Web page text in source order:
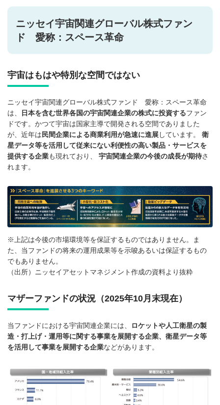
ニッセイ宇宙関連グローバル株式ファン
ド 愛称：スペース革命
宇宙はもはや特別な空間ではない
ニッセイ宇宙関連グローバル株式ファンド 愛称：スペース革命
は、
日本を含む世界各国の宇宙関連企業の株式に投資するファン
ドです。かつて宇宙は国家主導で開発される空間でありました
が、近年は民間企業による商業利用が急速に進展しています。
衛
星データ等を活用して従来にない利便性の高い製品・サービスを
提供する企業も現れており、 宇宙関連企業の今後の成長が期待さ
れます。
※上記は今後の市場環境等を保証するものではありません。ま
た、当ファンドの将来の運用成果等を示唆あるいは保証するもの
でもありません。
（出所）ニッセイアセットマネジメント作成の資料より抜粋
マザーファンドの状況（2025年10月末現在）
当ファンドにおける宇宙関連企業には、
ロケットや人工衛星の製
造・打上げ・運用等に関する事業を展開する企業、衛星データ等
を活用して事業を展開する企業などがあります。